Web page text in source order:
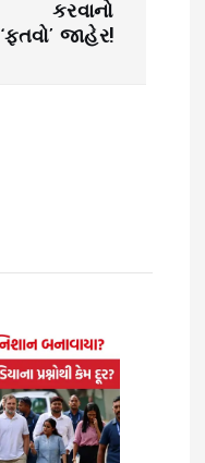
કરવાનો
‘ફતવો’ જાહેર!